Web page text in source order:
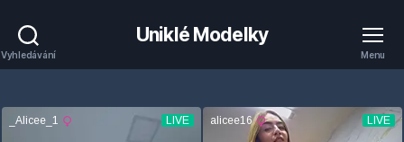
Vyhledávání
Uniklé Modelky
Menu